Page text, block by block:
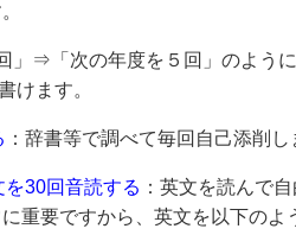
」⇒「次の年度を５回」のよう
けます。
：辞書等で調べて毎回自己添削し
30回音読する ：英文を読んで
重要ですから、英文を以下のよ